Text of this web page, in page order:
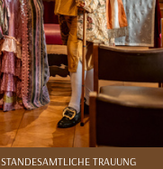
STANDESAMTLICHE TRAUUNG